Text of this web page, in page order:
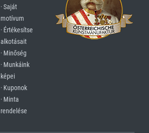
· Saját
motívum
· Értékesítse
alkotásait
· Minőség
· Munkáink
képei
· Kuponok
· Minta
rendelése